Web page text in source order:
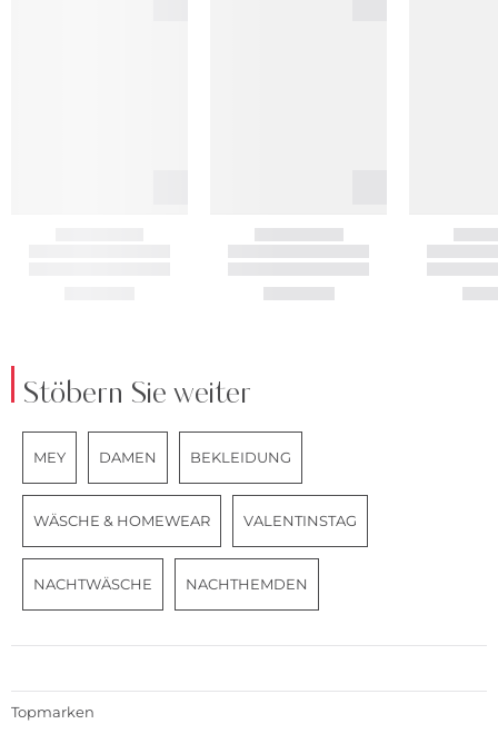
Stöbern Sie weiter
MEY DAMEN BEKLEIDUNG
WÄSCHE & HOMEWEAR VALENTINSTAG
NACHTWÄSCHE NACHTHEMDEN
Topmarken